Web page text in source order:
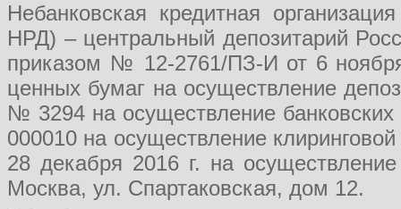
Небанковская кредитная
НРД) – центральный депозитарий
приказом № 12-2761/ПЗ-И от 6
ценных бумаг на осуществление
№ 3294 на осуществление
000010 на осуществление
28 декабря 2016 г. на
Москва, ул. Спартаковская, дом 12.